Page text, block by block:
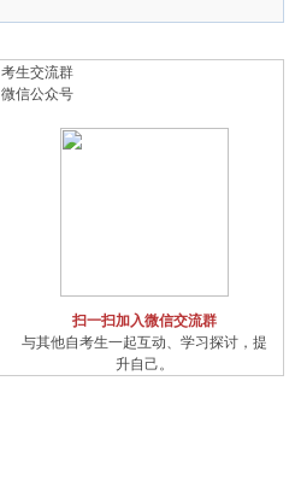
考生交流群
微信公众号
扫一扫加入微信交流群
与其他自考生一起互动、学习探讨，提
升自己。